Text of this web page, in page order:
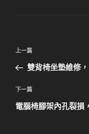
文
導
覽
上
一
文
章
上一篇
雙背椅坐墊維修
下
一
下一篇
電腦椅腳架內孔裂損